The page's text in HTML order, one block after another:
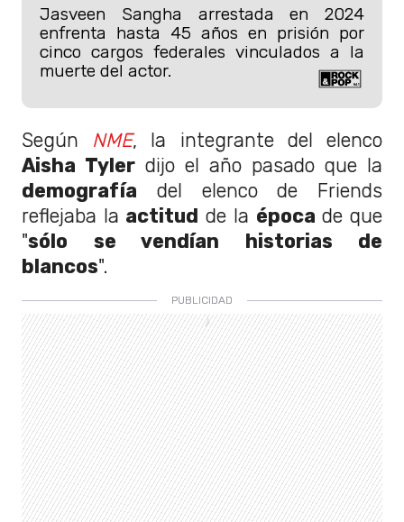
Jasveen Sangha arrestada en 2024
enfrenta hasta 45 años en prisión por
cinco cargos federales vinculados a la
muerte del actor.
Según NME, la integrante del elenco
Aisha Tyler dijo el año pasado que la
demografía del elenco de Friends
reflejaba la actitud de la época de que
"sólo se vendían historias de
blancos".